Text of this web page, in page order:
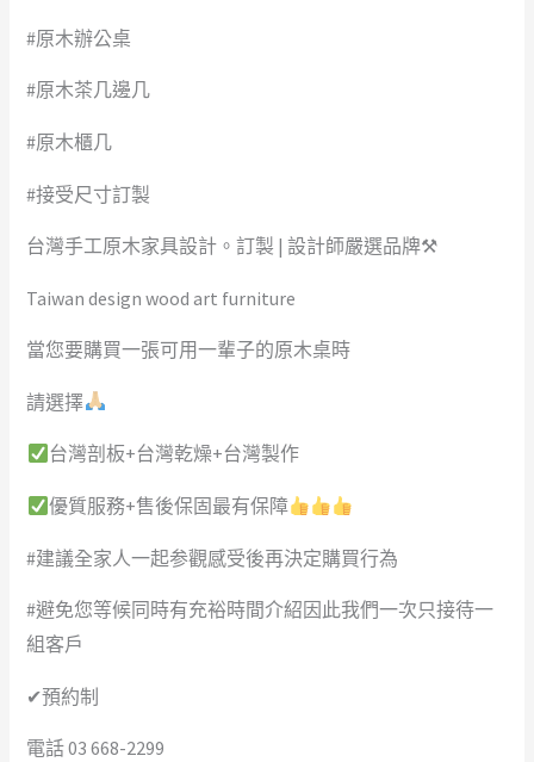
#原木辦公桌
#原木茶几邊几
#原木櫃几
#接受尺寸訂製
台灣手工原木家具設計。訂製 | 設計師嚴選品牌⚒
Taiwan design wood art furniture
當您要購買一張可用一輩子的原木桌時
請選擇
台灣剖板+台灣乾燥+台灣製作
優質服務+售後保固最有保障
#建議全家人一起参觀感受後再決定購買行為
#避免您等候同時有充裕時間介紹因此我們一次只接待一
組客戶
✔預約制
電話 03 668-2299